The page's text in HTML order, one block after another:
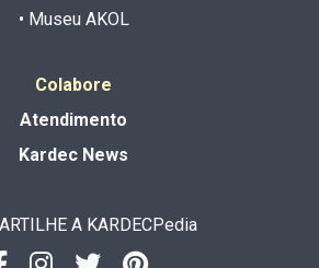
• Museu AKOL
Colabore
Atendimento
Kardec News
A KARDECPedia